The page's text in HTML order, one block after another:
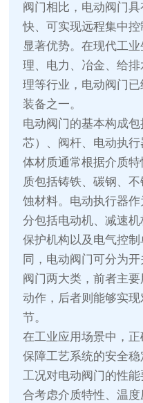
阀门相比，电动阀门
快、可实现远程集中
显著优势。在现代工
理、电力、冶金、给
理等行业，电动阀门
装备之一。
电动阀门的基本构成
芯）、阀杆、电动执
体材质通常根据介质
质包括铸铁、碳钢、
蚀材料。电动执行器
分包括电动机、减速
保护机构以及电气控
同，电动阀门可分为
阀门两大类，前者主
动作，后者则能够实
节。
在工业应用场景中，
保障工艺系统的安全
工况对电动阀门的性
合考虑介质特性、温度